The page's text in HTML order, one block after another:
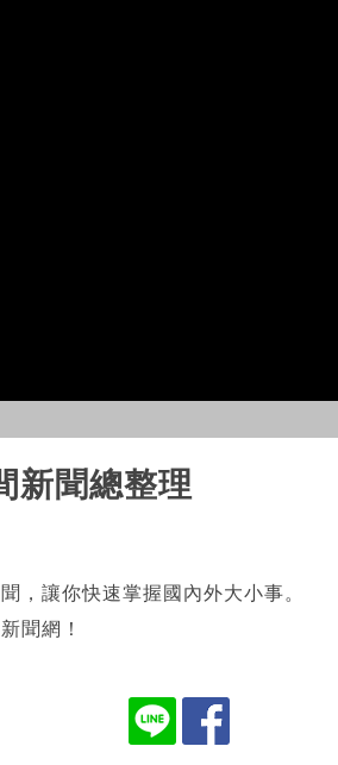
新聞總整理
，讓你快速掌握國內外大小事。
聞網！